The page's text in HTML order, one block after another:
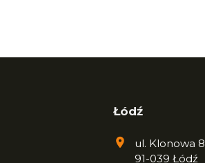
Łódź
ul. Klonowa 8
91-039 Łódź